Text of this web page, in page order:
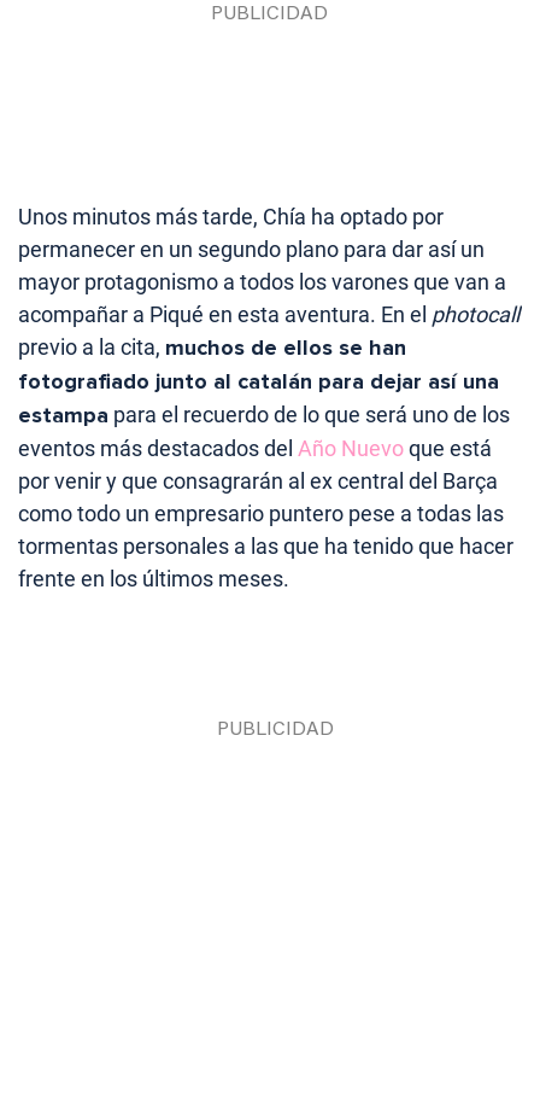
Unos minutos más tarde, Chía ha optado por
permanecer en un segundo plano para dar así un
mayor protagonismo a todos los varones que van a
acompañar a Piqué en esta aventura. En el photocall
previo a la cita, muchos de ellos se han
fotografiado junto al catalán para dejar así una
estampa para el recuerdo de lo que será uno de los
eventos más destacados del Año Nuevoque está
por venir y que consagrarán al ex central del Barça
como todo un empresario puntero pese a todas las
tormentas personales a las que ha tenido que hacer
frente en los últimos meses.